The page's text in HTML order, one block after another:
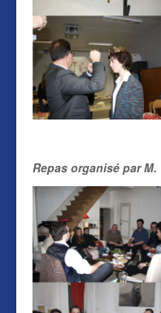
Repas organisé par M.